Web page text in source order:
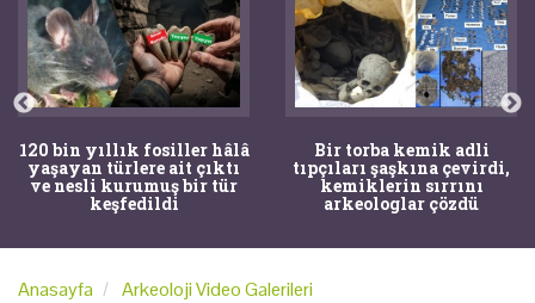
120 bin yıllık fosiller hâlâ
yaşayan türlere ait çıktı
ve nesli kurumuş bir tür
keşfedildi
Bir torba kemik adli
tıpçıları şaşkına çevirdi,
kemiklerin sırrını
arkeologlar çözdü
Anasayfa Arkeoloji Video Galerileri